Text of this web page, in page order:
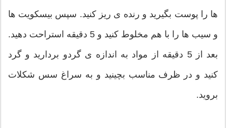
ها را پوست بگیرید و رنده ی ریز کنید. سپس بیسکویت ها
و سیب ها را با هم مخلوط کنید و 5 دقیقه استراحت دهید.
بعد از 5 دقیقه از مواد به اندازه ی گردو بردارید و گرد
کنید و در ظرف مناسب بچینید و به سراغ سس شکلات
بروید.